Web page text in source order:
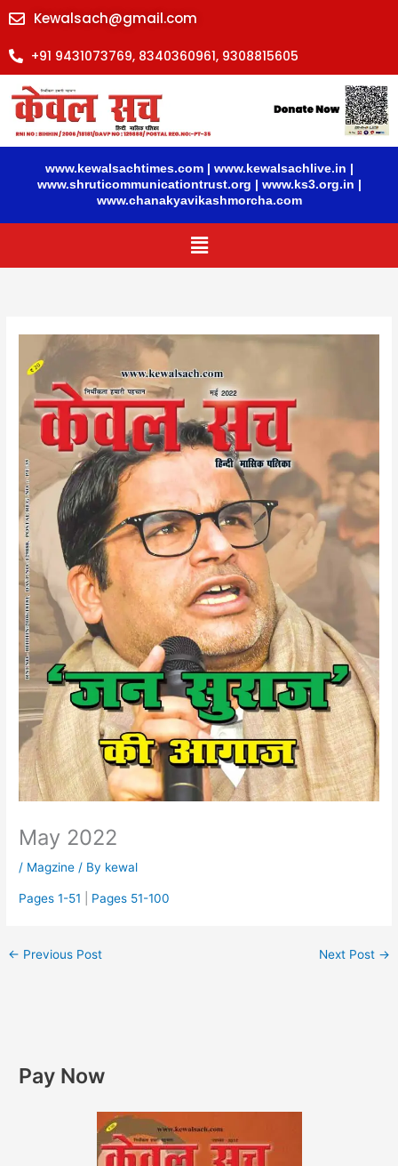
to
content
Kewalsach@gmail.com
+91 9431073769, 8340360961, 9308815605
www.kewalsachtimes.com| www.kewalsachlive.in |
www.shruticommunicationtrust.org | www.ks3.org.in |
www.chanakyavikashmorcha.com
Menu
May 2022
/ Magzine / By kewal
Pages 1-51 Pages 51-100
← Previous Post Next Post →
Pay Now